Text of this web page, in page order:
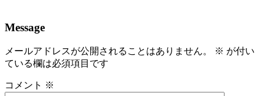
Message
メールアドレスが公開されることはありません。 ※ が付い
ている欄は必須項目です
コメント ※